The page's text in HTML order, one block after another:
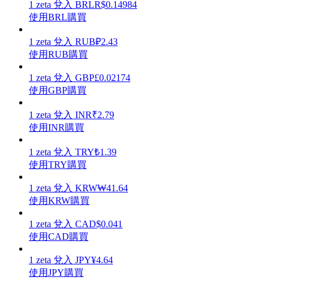
理財
增值寶
1 zeta 兌入 BRLR$0.14984
使用BRL購買
1 zeta 兌入 RUB₽2.43
使用RUB購買
1 zeta 兌入 GBP£0.02174
使用GBP購買
1 zeta 兌入 INR₹2.79
使用INR購買
1 zeta 兌入 TRY₺1.39
使用TRY購買
1 zeta 兌入 KRW₩41.64
使用KRW購買
1 zeta 兌入 CAD$0.041
使用CAD購買
1 zeta 兌入 JPY¥4.64
使用JPY購買